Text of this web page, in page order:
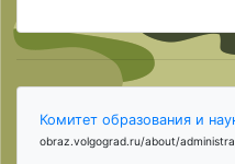
Комитет образования и
obraz.volgograd.ru/about/